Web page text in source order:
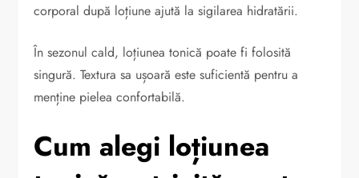
corporal după loțiune ajută la sigilarea hidratării.
În sezonul cald, loțiunea tonică poate fi folosită
singură. Textura sa ușoară este suficientă pentru a
menține pielea confortabilă.
Cum alegi loțiunea